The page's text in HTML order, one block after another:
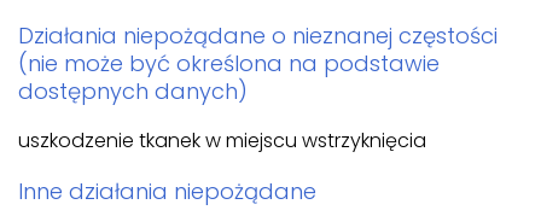
Działania niepożądane o nieznanej częstości
(nie może być określona na podstawie
dostępnych danych)
uszkodzenie tkanek w miejscu wstrzyknięcia
Inne działania niepożądane